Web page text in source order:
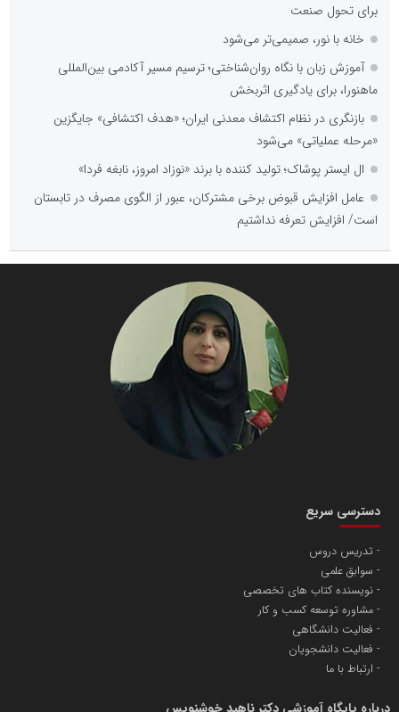
برای تحول صنعت
خانه با نور، صمیمی‌تر می‌شود
آموزش زبان با نگاه روان‌شناختی؛ ترسیم مسیر آکادمی بین‌المللی
ماهنورا، برای یادگیری اثربخش
بازنگری در نظام اکتشاف معدنی ایران؛ «هدف اکتشافی» جایگزین
«مرحله عملیاتی» می‌شود
ال ایستر پوشاک؛ تولید کننده با برند «نوزاد امروز، نابغه فردا»
عامل افزایش قبوض برخی مشترکان، عبور از الگوی مصرف در تابستان
است/ افزایش تعرفه نداشتیم
دسترسی سریع
تدریس دروس
سوابق علمی
نویسنده کتاب های تخصصی
مشاوره توسعه کسب و کار
فعالیت دانشگاهی
فعالیت دانشجویان
ارتباط با ما